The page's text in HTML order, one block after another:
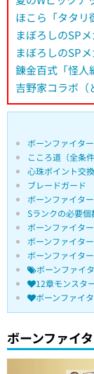
ほこら「タタリ
まぼろしのSP
まぼろしのSP
錬金百式「怪人
吉野家コラボ（
ボーンファイタ
こころ道（全条件
心珠ポイント交
ブレードガード
ボーンファイタ
Sランクの必要個
ボーンファイタ
ボーンファイタ
ボーンファイタ
ボーンファイ
12章モンスタ
ボーンファイ
ボーンファイ